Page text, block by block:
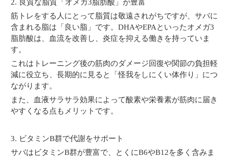
2. 良質な脂質「オメガ3脂肪酸」が豊富
筋トレをする人にとって脂質は敬遠されがちですが、サバに
含まれる脂は「良い脂」です。DHAやEPAといったオメガ3
脂肪酸は、血流を改善し、炎症を抑える働きを持っていま
す。
これはトレーニング後の筋肉のダメージ回復や関節の負担軽
減に役立ち、長期的に見ると「怪我をしにくい体作り」につ
ながります。
また、血液サラサラ効果によって酸素や栄養素が筋肉に届き
やすくなる点もメリットです。
3. ビタミンB群で代謝をサポート
サバはビタミンB群が豊富で、とくにB6やB12を多く含みま